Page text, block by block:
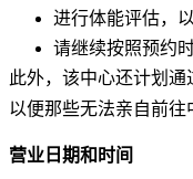
进行体能评估，
请继续按照预约
此外，该中心还计划通
以便那些无法亲自前往
营业日期和时间